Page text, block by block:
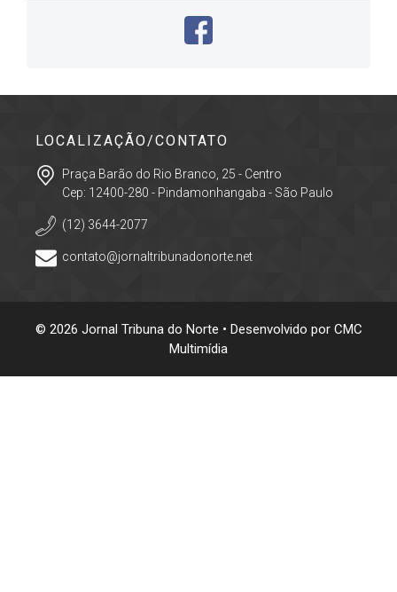
LOCALIZAÇÃO/CONTATO
Praça Barão do Rio Branco, 25 - Centro
Cep: 12400-280 - Pindamonhangaba - São Paulo
(12) 3644-2077
contato@jornaltribunadonorte.net
© 2026 Jornal Tribuna do Norte • Desenvolvido por CMC
Multimídia